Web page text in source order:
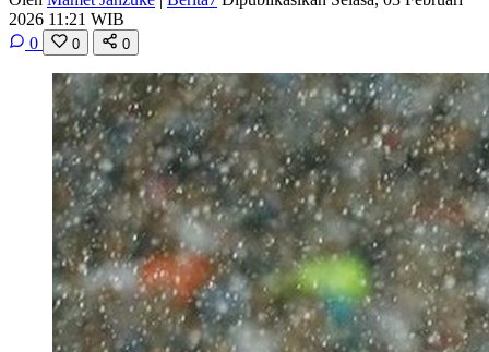
2026 11:21 WIB
0
0 0